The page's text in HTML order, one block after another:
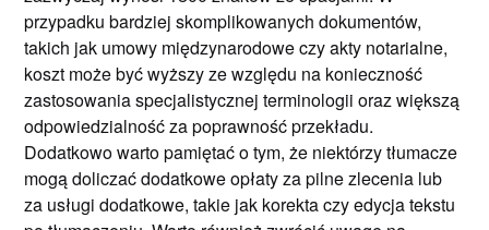
przypadku bardziej skomplikowanych dokumentów,
takich jak umowy międzynarodowe czy akty notarialne,
koszt może być wyższy ze względu na konieczność
zastosowania specjalistycznej terminologii oraz większą
odpowiedzialność za poprawność przekładu.
Dodatkowo warto pamiętać o tym, że niektórzy tłumacze
mogą doliczać dodatkowe opłaty za pilne zlecenia lub
za usługi dodatkowe, takie jak korekta czy edycja tekstu